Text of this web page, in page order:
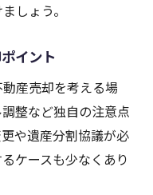
しょう。
イント
産売却を考える場
整など独自の注意点
や遺産分割協議が必
ケースも少なくあり